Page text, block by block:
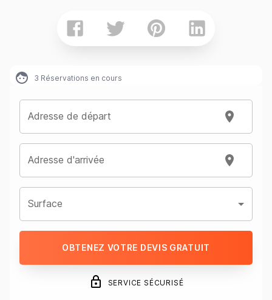
3 Réservations en cours
Adresse de départ
Adresse d'arrivée
Surface
OBTENEZ VOTRE DEVIS GRATUIT
SERVICE SÉCURISÉ